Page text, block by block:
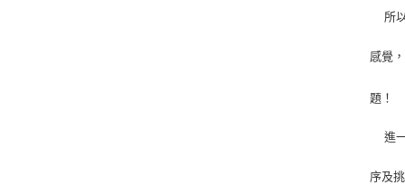
感覺
題！
序及